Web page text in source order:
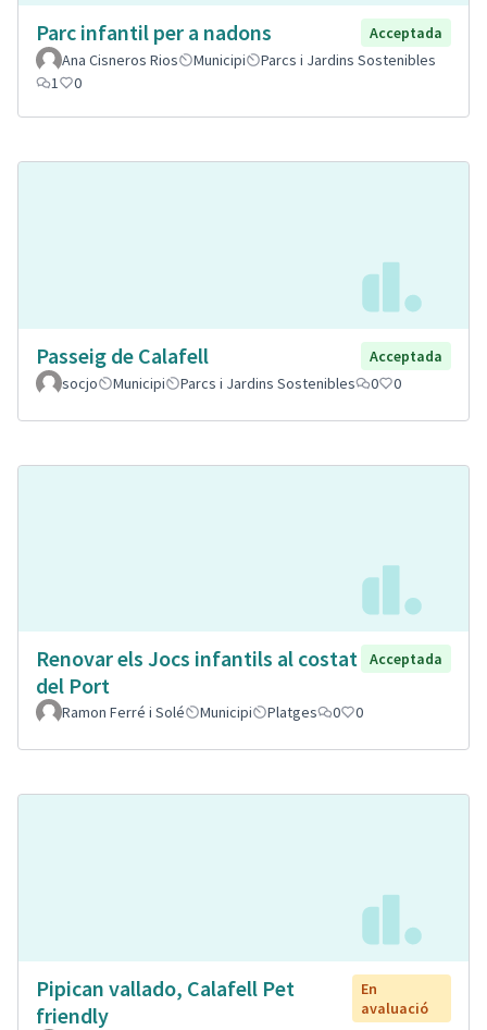
Parc infantil per a nadons
Acceptada
Ana Cisneros Rios
Municipi
Parcs i Jardins Sostenibles
1
0
Passeig de Calafell
Acceptada
socjo
Municipi Parcs i Jardins Sostenibles 0 0
Renovar els Jocs infantils al costat
del Port
Acceptada
Ramon Ferré i Solé Municipi Platges 0 0
Pipican vallado, Calafell Pet
friendly
En
avaluació